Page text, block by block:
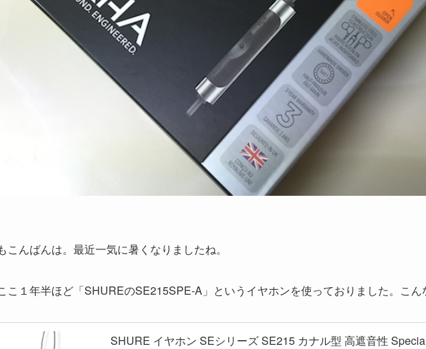
こんばんは。最近一気に暑くなりましたね。
こ１年半ほど「SHUREのSE215SPE-A」というイヤホンを使っておりました。こん
SHURE イヤホン SEシリーズ SE215 カナル型 高遮音性